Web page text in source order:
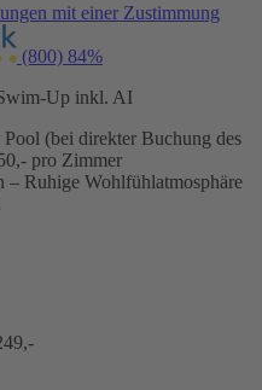
mit einer Zustimmung
(800) 84%
Up inkl. AI
(bei direkter Buchung des
pro Zimmer
Ruhige Wohlfühlatmosphäre